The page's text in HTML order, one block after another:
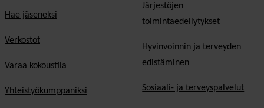
Hae jäseneksi
Verkostot
Varaa kokoustila
Yhteistyökumppaniksi
Järjestöjen
toimintaedellytykset
Hyvinvoinnin ja terveyden
edistäminen
Sosiaali- ja terveyspalvelut